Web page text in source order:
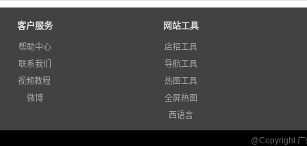
客户服务 网站工具
帮助中心
联系我们
店招工具
导航工具
热图工具
全屏热图
西语言
微博
@Copyright
视频教程